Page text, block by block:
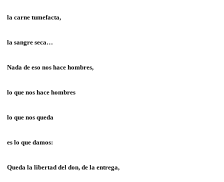
la carne tumefacta,
la sangre seca…
Nada de eso nos hace hombres,
lo que nos hace hombres
lo que nos queda
es lo que damos:
Queda la libertad del don, de la entrega,